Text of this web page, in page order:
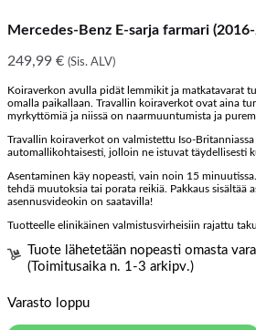
Mercedes-Benz E-sarja farmari
249,99 € (Sis. ALV)
Koiraverkon avulla pidät lemmikit ja matkatavarat
omalla paikallaan. Travallin koiraverkot ovat aina
myrkyttömiä ja niissä on naarmuuntumista ja
Travallin koiraverkot on valmistettu Iso-
automallikohtaisesti, jolloin ne istuvat täydellisesti
Asentaminen käy nopeasti, vain noin 15
tehdä muutoksia tai porata reikiä. Pakkaus sisältää
asennusvideokin on saatavilla!
Tuotteelle elinikäinen valmistusvirheisiin rajattu
Tuote lähetetään nopeasti omasta
(Toimitusaika n. 1-3 arkipv.)
Varasto loppu